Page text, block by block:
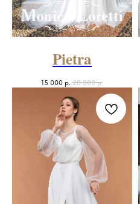
Pietra
15 000 р. 28 800 р.